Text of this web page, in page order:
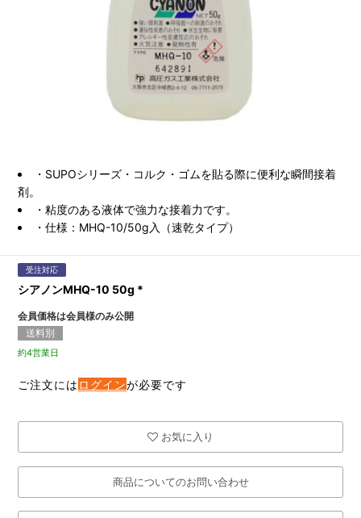
・SUPOシリーズ・コルク・ゴムを貼る際に便利な瞬間接着
剤。
・粘度のある液体で強力な接着力です。
・仕様：MHQ-10/50g入（速乾タイプ）
受注対応
シアノンMHQ-10 50g *
会員価格は会員様のみ公開
送料別
約4営業日
ご注文には ログインが必要です
お気に入り
商品についてのお問い合わせ